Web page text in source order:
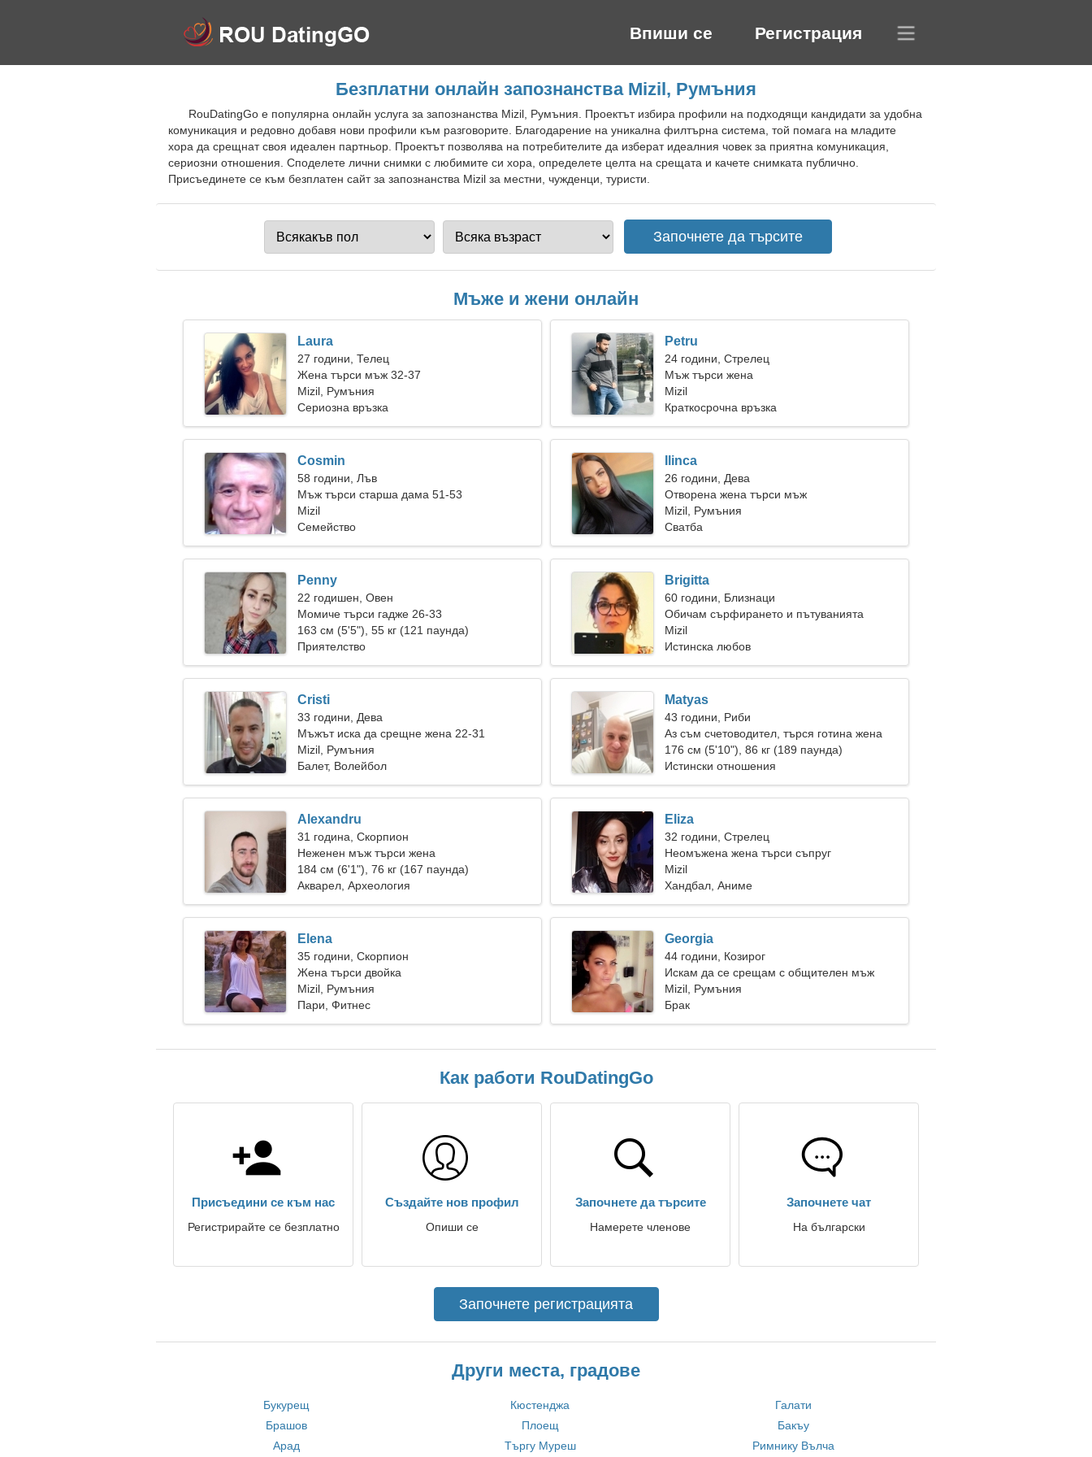
Впиши се Регистрация
Безплатни онлайн запознанства Mizil, Румъния
RouDatingGo е популярна онлайн услуга за запознанства Mizil, Румъния. Проектът избира профили на подходящи кандидати за удобна
комуникация и редовно добавя нови профили към разговорите. Благодарение на уникална филтърна система, той помага на младите
хора да срещнат своя идеален партньор. Проектът позволява на потребителите да изберат идеалния човек за приятна комуникация,
сериозни отношения. Споделете лични снимки с любимите си хора, определете целта на срещата и качете снимката публично.
Присъединете се към безплатен сайт за запознанства Mizil за местни, чужденци, туристи.
Мъже и жени онлайн
Laura
27 години, Телец
Жена търси мъж 32-37
Mizil, Румъния
Сериозна връзка
Petru
24 години, Стрелец
Мъж търси жена
Mizil
Краткосрочна връзка
Cosmin
58 години, Лъв
Мъж търси старша дама 51-53
Mizil
Семейство
Ilinca
26 години, Дева
Отворена жена търси мъж
Mizil, Румъния
Сватба
Penny
22 годишен, Овен
Момиче търси гадже 26-33
163 см (5'5"), 55 кг (121 паунда)
Приятелство
Brigitta
60 години, Близнаци
Обичам сърфирането и пътуванията
Mizil
Истинска любов
Cristi
33 години, Дева
Мъжът иска да срещне жена 22-31
Mizil, Румъния
Балет, Волейбол
Matyas
43 години, Риби
Аз съм счетоводител, търся готина жена
176 см (5'10"), 86 кг (189 паунда)
Истински отношения
Alexandru
31 година, Скорпион
Неженен мъж търси жена
184 см (6'1"), 76 кг (167 паунда)
Акварел, Археология
Eliza
32 години, Стрелец
Неомъжена жена търси съпруг
Mizil
Хандбал, Аниме
Elena
35 години, Скорпион
Жена търси двойка
Mizil, Румъния
Пари, Фитнес
Georgia
44 години, Козирог
Искам да се срещам с общителен мъж
Mizil, Румъния
Брак
Как работи RouDatingGo
Присъедини се към нас
Регистрирайте се безплатно
Създайте нов профил
Опиши се
Започнете да търсите
Намерете членове
Започнете чат
На български
Започнете регистрацията
Други места, градове
Букурещ Кюстенджа
Галати
Брашов
Плоещ
Бакъу
Арад
Търгу Муреш Римнику Вълча